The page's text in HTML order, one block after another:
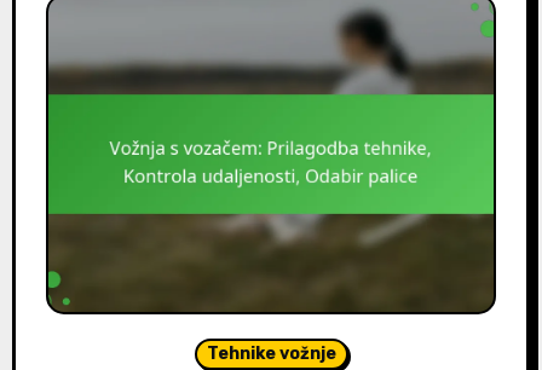
Tehnike vožnje